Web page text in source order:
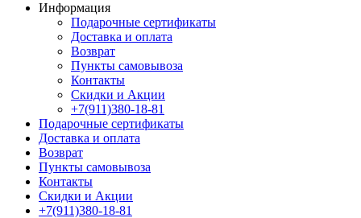
Информация
Подарочные сертификаты
Доставка и оплата
Возврат
Пункты самовывоза
Контакты
Скидки и Акции
+7(911)380-18-81
Подарочные сертификаты
Доставка и оплата
Возврат
Пункты самовывоза
Контакты
Скидки и Акции
+7(911)380-18-81